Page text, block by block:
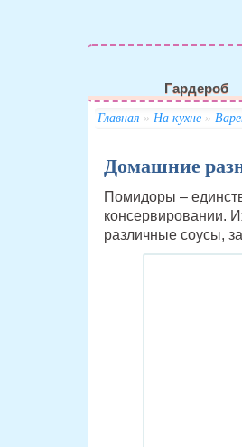
Гардероб
Главная » На кухне»
Домашние
Помидоры –
консервировании.
различные соусы,